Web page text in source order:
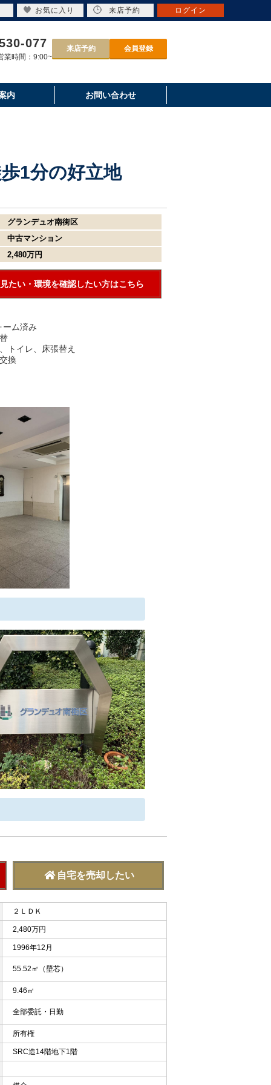
077
時間：9:00~
来店予約 会員登録
内 お問い合わせ
1分の好立地
グランデュオ南街区
中古マンション
2,480万円
たい・環境を確認したい方はこちら
ーム済み
イレ、床張替え
換
自宅を売却したい
２ＬＤＫ
2,480万円
1996年12月
55.52㎡（壁芯）
9.46㎡
全部委託・日勤
所有権
SRC造14階地下1階
お気に入り 来店予約 ログイン